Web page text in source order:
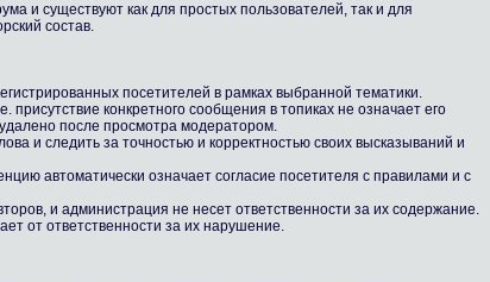
и существуют как для простых пользователей, так и для
состав.
посетителей в рамках выбранной тематики.
конкретного сообщения в топиках не означает его
после просмотра модератором.
и следить за точностью и корректностью своих высказываний и
автоматически означает согласие посетителя с правилами и с
и администрация не несет ответственности за их содержание.
от ответственности за их нарушение.